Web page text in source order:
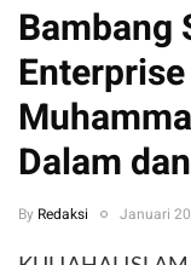
Bambang
Dalam
By Redaksi Januari